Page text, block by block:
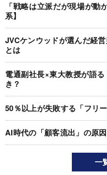
「戦略は立派だが現場が
系】
JVCケンウッドが選んだ経
とは
電通副社長×東大教授が語
き？
50％以上が失敗する「フリ
AI時代の「顧客流出」の原
一